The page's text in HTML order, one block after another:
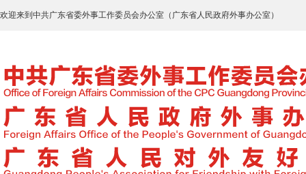
欢迎来到中共广东省委外事工作委员会办公室（广东省人民政府外事办公室）